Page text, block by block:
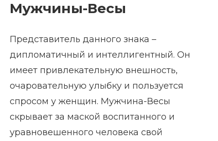
Мужчины-Весы
Представитель данного знака –
дипломатичный и интеллигентный. Он
имеет привлекательную внешность,
очаровательную улыбку и пользуется
спросом у женщин. Мужчина-Весы
скрывает за маской воспитанного и
уравновешенного человека свой